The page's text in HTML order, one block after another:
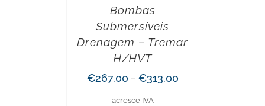
Bombas
Submersíveis
Drenagem – Tremar
H/HVT
€267.00 – €313.00
acresce IVA